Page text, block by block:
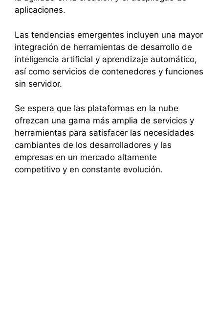
aplicaciones.
Las tendencias emergentes incluyen una mayor
integración de herramientas de desarrollo de
inteligencia artificial y aprendizaje automático,
así como servicios de contenedores y funciones
sin servidor.
Se espera que las plataformas en la nube
ofrezcan una gama más amplia de servicios y
herramientas para satisfacer las necesidades
cambiantes de los desarrolladores y las
empresas en un mercado altamente
competitivo y en constante evolución.